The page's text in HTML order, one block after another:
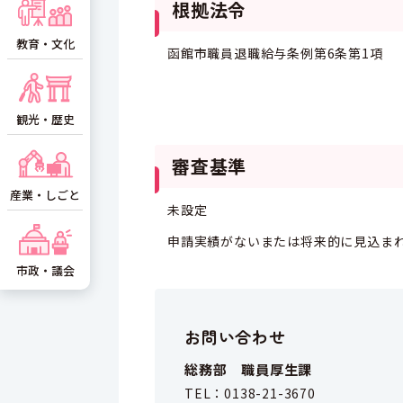
根拠法令
函館市職員退職給与条例第6条第1項
審査基準
未設定
申請実績がないまたは将来的に見込ま
お問い合わせ
総務部 職員厚生課
TEL：0138-21-3670
教育・文化
観光・歴史
産業・しごと
市政・議会